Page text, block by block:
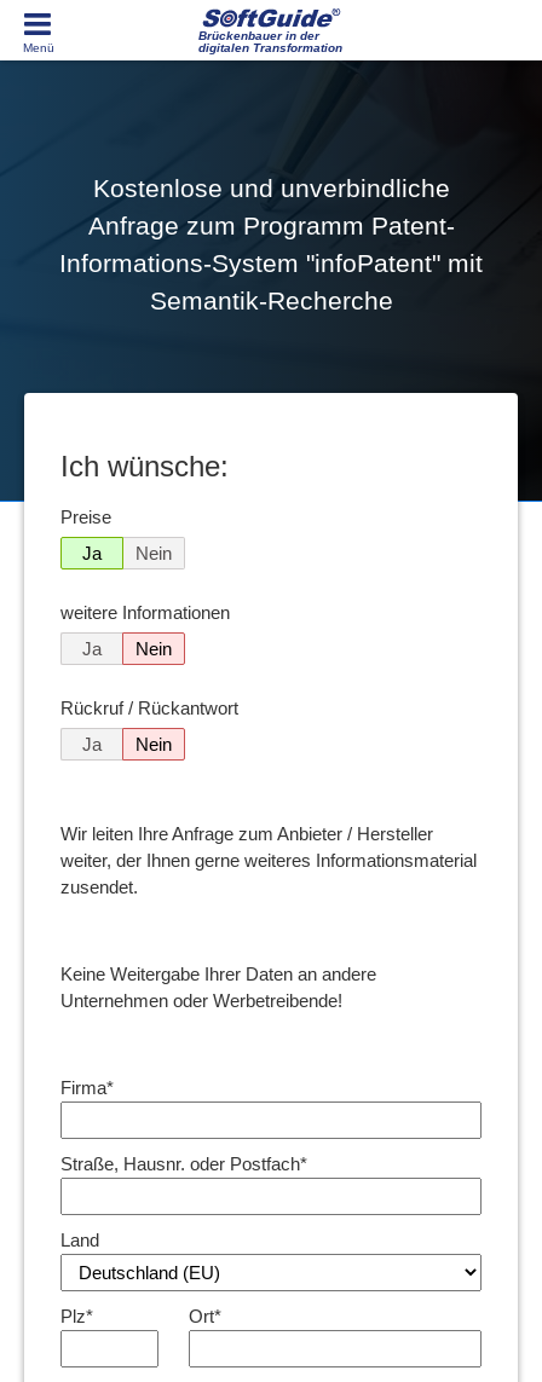
Brückenbauer in der
digitalen Transformation
Kostenlose und unverbindliche
Anfrage zum Programm Patent-
Informations-System "infoPatent" mit
Semantik-Recherche
Ich wünsche:
Preise
Ja
Nein
weitere Informationen
Ja
Nein
Rückruf / Rückantwort
Ja
Nein
Wir leiten Ihre Anfrage zum Anbieter / Hersteller
weiter, der Ihnen gerne weiteres Informationsmaterial
zusendet.
Keine Weitergabe Ihrer Daten an andere
Unternehmen oder Werbetreibende!
Firma*
Straße, Hausnr. oder Postfach*
Land
Plz* Ort*